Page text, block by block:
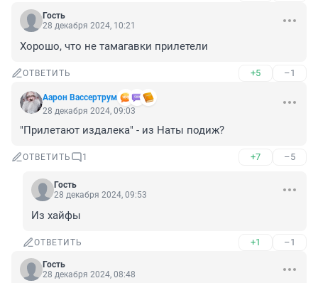
Гость
28 декабря 2024, 10:21
Хорошо, что не тамагавки прилетели
ОТВЕТИТЬ +5 –1
Аарон Вассертрум
28 декабря 2024, 09:03
"Прилетают издалека" - из Наты подиж?
ОТВЕТИТЬ 1 +7 –5
Гость
28 декабря 2024, 09:53
Из хайфы
ОТВЕТИТЬ +1 –1
Гость
28 декабря 2024, 08:48